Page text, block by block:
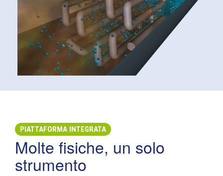
PIATTAFORMA INTEGRATA
Molte fisiche, un solo
strumento